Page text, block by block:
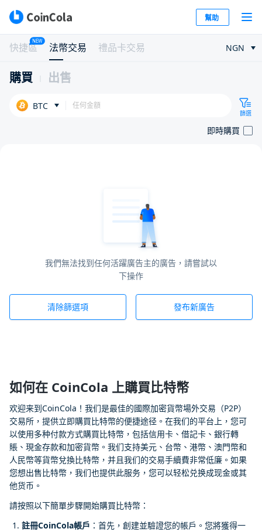
幫助
快捷區
NEW
法幣交易 禮品卡交易 NGN
購買 出售
BTC
篩選
即時購買
我們無法找到任何活躍廣告主的廣告，請嘗試以
下操作
清除篩選項 發布新廣告
如何在 CoinCola 上購買比特幣
欢迎来到CoinCola！我们是最佳的國際加密貨幣場外交易（P2P）
交易所，提供立即購買比特幣的便捷途径。在我们的平台上，您可
以使用多种付款方式購買比特幣，包括信用卡、借記卡、銀行轉
賬、現金存款和加密貨幣。我们支持美元、台幣、港幣、澳門幣和
人民幣等貨幣兌換比特幣，并且我们的交易手續費非常低廉。如果
您想出售比特幣，我们也提供此服务，您可以轻松兑换成现金或其
他货币。
請按照以下簡單步驟開始購買比特幣：
註冊CoinCola帳戶 ：首先，創建並驗證您的帳戶。您將獲得一